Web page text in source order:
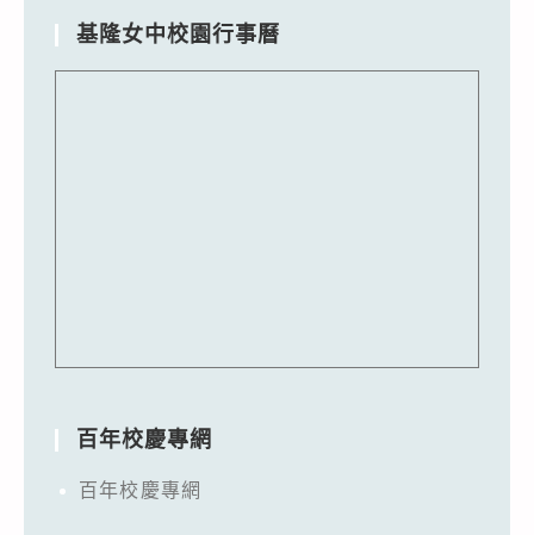
基隆女中校園行事曆
百年校慶專網
百年校慶專網